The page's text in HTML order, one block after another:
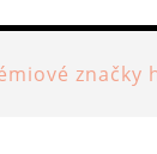
značky